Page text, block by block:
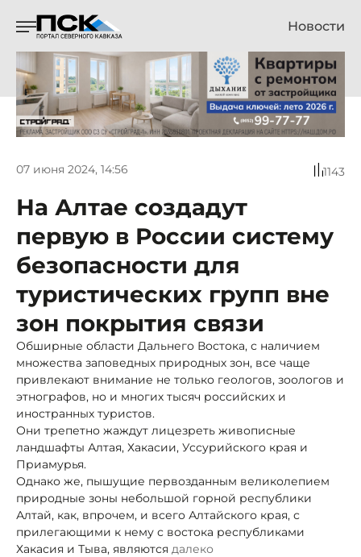
Новости
07 июня 2024, 14:56 1143
На Алтае создадут
первую в России систему
безопасности для
туристических групп вне
зон покрытия связи
Обширные области Дальнего Востока, с наличием
множества заповедных природных зон, все чаще
привлекают внимание не только геологов, зоологов и
этнографов, но и многих тысяч российских и
иностранных туристов.
Они трепетно жаждут лицезреть живописные
ландшафты Алтая, Хакасии, Уссурийского края и
Приамурья.
Однако же, пышущие первозданным великолепием
природные зоны небольшой горной республики
Алтай, как, впрочем, и всего Алтайского края, с
прилегающими к нему с востока республиками
Хакасия и Тыва, являются далеко